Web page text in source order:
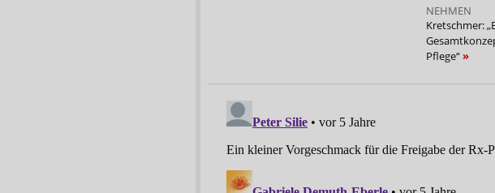
NEHMEN
Kretschmer:
Pflege“